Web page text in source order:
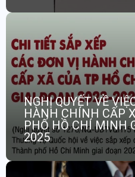
NGHỊ QUYẾT VỀ
HÀNH CHÍNH CẤP
PHỐ HỒ CHÍ MINH
2025